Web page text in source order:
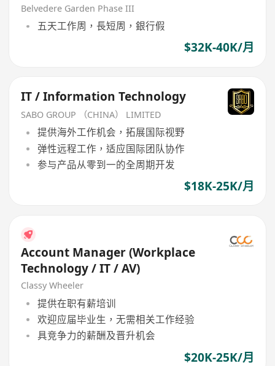
Belvedere Garden Phase III
五天工作周，長短周，銀行假
$32K-40K/月
IT / Information Technology
SABO GROUP （CHINA） LIMITED
提供海外工作机会，拓展国际视野
弹性远程工作，适应国际团队协作
参与产品从零到一的全周期开发
$18K-25K/月
Account Manager (Workplace
Technology / IT / AV)
Classy Wheeler
提供在职有薪培训
欢迎应届毕业生，无需相关工作经验
具竞争力的薪酬及晋升机会
$20K-25K/月